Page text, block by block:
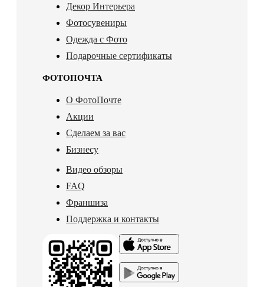
Декор Интерьера
Фотосувениры
Одежда с Фото
Подарочные сертификаты
ФОТОПОЧТА
О ФотоПочте
Акции
Сделаем за вас
Бизнесу
Видео обзоры
FAQ
Франшиза
Поддержка и контакты